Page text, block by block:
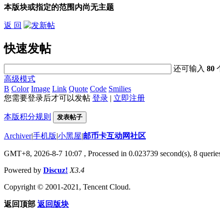
本版块或指定的范围内尚无主题
返 回
快速发帖
还可输入80
高级模式
B Color Image Link Quote Code Smilies
您需要登录后才可以发帖 登录 | 立即注册
本版积分规则 发表帖子
Archiver|手机版|小黑屋|邮币卡互动网社区
GMT+8, 2026-8-7 10:07 , Processed in 0.023739 second(s), 8
Powered by Discuz! X3.4
Copyright © 2001-2021, Tencent Cloud.
返回顶部 返回版块